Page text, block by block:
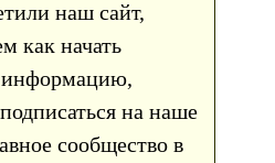
наш сайт,
как начать
информацию,
на наше
сообщество в